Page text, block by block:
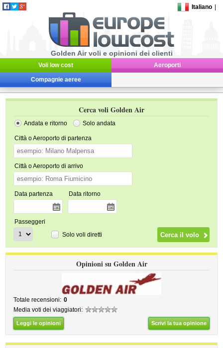
Italiano
Golden Air voli e opinioni dei clienti
Voli low cost Aeroporti
Compagnie aeree
Cerca voli Golden Air
Andata e ritorno Solo andata
Città o Aeroporto di partenza
Città o Aeroporto di arrivo
Data partenza Data ritorno
Passeggeri
Solo voli diretti
Opinioni su Golden Air
Totale recensioni: 0
Media voti dei viaggiatori:
Leggi le opinioni Scrivi la tua opinione